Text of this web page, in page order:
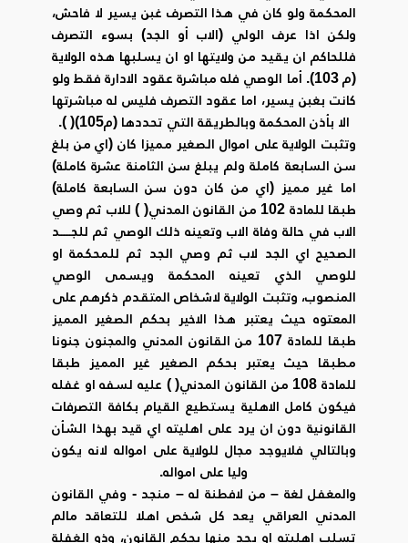
المحكمة ولو كان في هذا التصرف غبن يسير لا فاحش،
ولكن اذا عرف الولي (الاب أو الجد) بسوء التصرف
فللحاكم ان يقيد من ولايتها او ان يسلبها هذه الولاية
(م 103). أما الوصي فله مباشرة عقود الادارة فقط ولو
كانت بغبن يسير، اما عقود التصرف فليس له مباشرتها
الا بأذن المحكمة وبالطريقة التي تحددها (م105)( ).
وتثبت الولاية على اموال الصغير مميزا كان (اي من بلغ
سن السابعة كاملة ولم يبلغ سن الثامنة عشرة كاملة)
اما غير مميز (اي من كان دون سن السابعة كاملة)
طبقا للمادة 102 من القانون المدني( ) للاب ثم وصي
الاب في حالة وفاة الاب وتعينه ذلك الوصي ثم للجــــد
الصحيح اي الجد لاب ثم وصي الجد ثم للمحكمة او
للوصي الذي تعينه المحكمة ويسمى الوصي
المنصوب، وتثبت الولاية لاشخاص المتقدم ذكرهم على
المعتوه حيث يعتبر هذا الاخير بحكم الصغير المميز
طبقا للمادة 107 من القانون المدني والمجنون جنونا
مطبقا حيث يعتبر بحكم الصغير غير المميز طبقا
للمادة 108 من القانون المدني( ) عليه لسفه او غفله
فيكون كامل الاهلية يستطيع القيام بكافة التصرفات
القانونية دون ان يرد على اهليته اي قيد بهذا الشأن
وبالتالي فلايوجد مجال للولاية على امواله لانه يكون
وليا على امواله.
والمغفل لغة – من لافطنة له – منجد - وفي القانون
المدني العراقي يعد كل شخص اهلا للتعاقد مالم
تسلب اهليته او يحد منها بحكم القانون، وذو الغفلة